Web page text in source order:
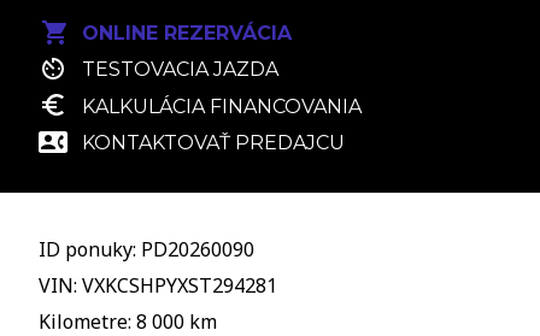
ONLINE REZERVÁCIA
TESTOVACIA JAZDA
KALKULÁCIA FINANCOVANIA
KONTAKTOVAŤ PREDAJCU
ID ponuky: PD20260090
VIN: VXKCSHPYXST294281
Kilometre: 8 000 km